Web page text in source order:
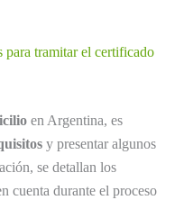
para tramitar el certificado
en Argentina, es
y presentar algunos
se detallan los
cuenta durante el proceso